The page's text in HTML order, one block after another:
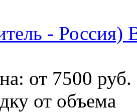
- Россия)
от 7500 руб.
от объема